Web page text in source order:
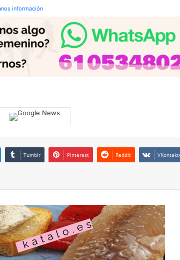
información
Tumblr Pinterest Reddit